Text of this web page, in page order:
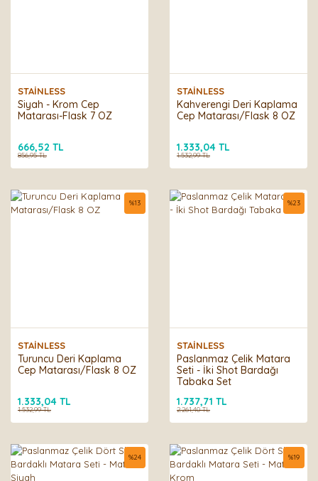
STAİNLESS
Siyah - Krom Cep
Matarası-Flask 7 OZ
666,52 TL
856,95 TL
STAİNLESS
Kahverengi Deri Kaplama
Cep Matarası/Flask 8 OZ
1.333,04 TL
1.532,99 TL
STAİNLESS
Turuncu Deri Kaplama
Cep Matarası/Flask 8 OZ
%13
1.333,04 TL
1.532,99 TL
STAİNLESS
Paslanmaz Çelik Matara
Seti - İki Shot Bardağı
Tabaka Set
%23
1.737,71 TL
2.261,40 TL
%24 %19